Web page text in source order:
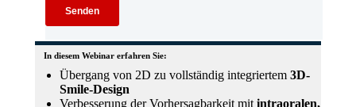
In diesem Webinar erfahren Sie:
Übergang von 2D zu vollständig integriertem 3D-
Smile-Design
Verbesserung der Vorhersagbarkeit mit intraoralen,